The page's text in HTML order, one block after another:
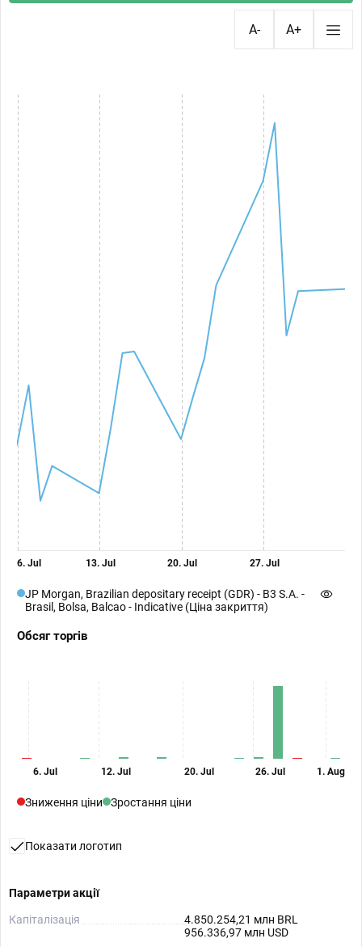
A- A+
6. Jul 13. Jul 20. Jul 27. Jul
JP Morgan, Brazilian depositary receipt (GDR) - B3 S.A. -
Brasil, Bolsa, Balcao - Indicative (Ціна закриття)
Обсяг торгів
6. Jul 12. Jul 20. Jul 26. Jul 1. Aug
Зниження ціни Зростання ціни
Показати логотип
Параметри акції
Капіталізація
4.850.254,21 млн BRL
956.336,97 млн USD